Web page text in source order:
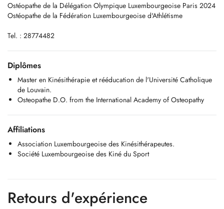
Ostéopathe de la Délégation Olympique Luxembourgeoise Paris 2024
Ostéopathe de la Fédération Luxembourgeoise d'Athlétisme
Tel. : 28774482
Diplômes
Master en Kinésithérapie et rééducation de l'Université Catholique
de Louvain.
Osteopathe D.O. from the International Academy of Osteopathy
Affiliations
Association Luxembourgeoise des Kinésithérapeutes.
Société Luxembourgeoise des Kiné du Sport
Retours d'expérience